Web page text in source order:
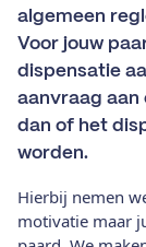
algemeen
Voor jouw
dispensatie
aanvraag aan
dan of het
worden.
Hierbij nemen
motivatie maar